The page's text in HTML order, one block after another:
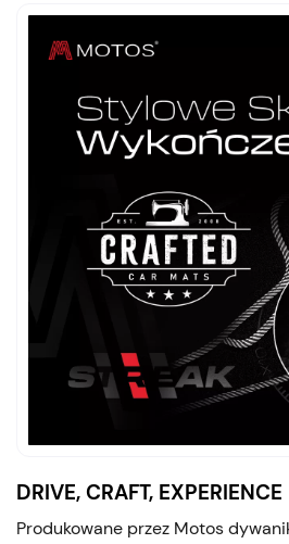
DRIVE, CRAFT, EXPERIENCE
Produkowane przez Motos